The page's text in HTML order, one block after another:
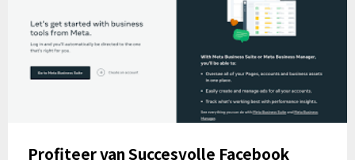
Profiteer van Succesvolle Facebook